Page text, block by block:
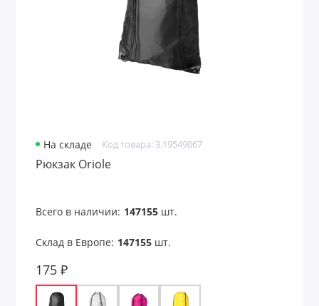
На складе Код товара: 3.19549067
Рюкзак Oriole
Всего в наличии: 147155шт.
Склад в Европе: 147155шт.
175 ₽